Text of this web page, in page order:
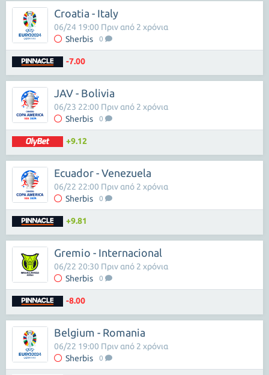
Croatia - Italy
Sherbis 0
06/24 19:00 Πριν από 2 χρόνια
-7.00
JAV - Bolivia
Sherbis 0
06/23 22:00 Πριν από 2 χρόνια
+9.12
Ecuador - Venezuela
Sherbis 0
06/22 22:00 Πριν από 2 χρόνια
+9.81
Gremio - Internacional
Sherbis 0
06/22 20:30 Πριν από 2 χρόνια
-8.00
Belgium - Romania
Sherbis 0
06/22 19:00 Πριν από 2 χρόνια